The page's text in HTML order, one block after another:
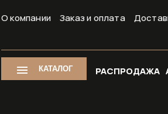
О компании Заказ и оплата
КАТАЛОГ РАСПРОДАЖА